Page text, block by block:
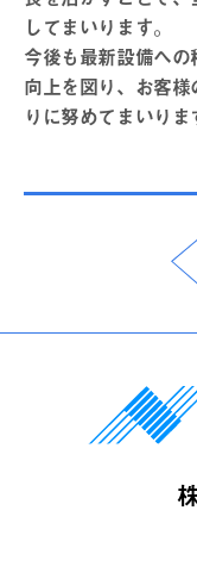
してまいります。
今後も最新設備へ
向上を図り、お客様
りに努めてまいりま